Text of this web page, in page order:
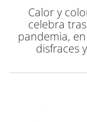
Calor y
celebra
pandemia,
disfraces